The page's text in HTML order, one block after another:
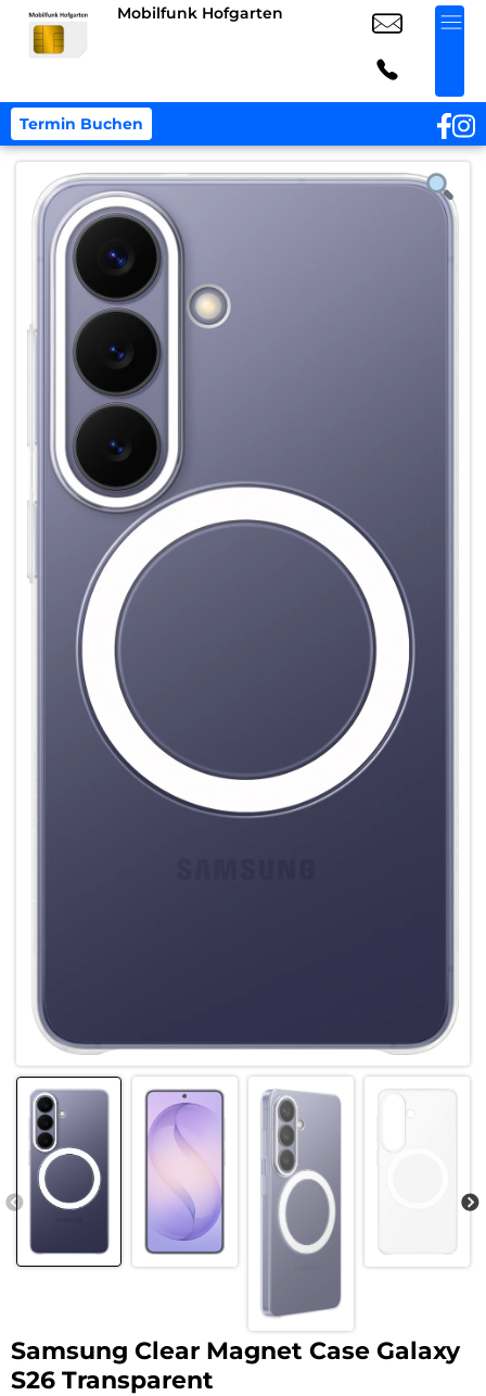
Mobilfunk Hofgarten
Termin Buchen
Samsung Clear Magnet Case Galaxy
S26 Transparent